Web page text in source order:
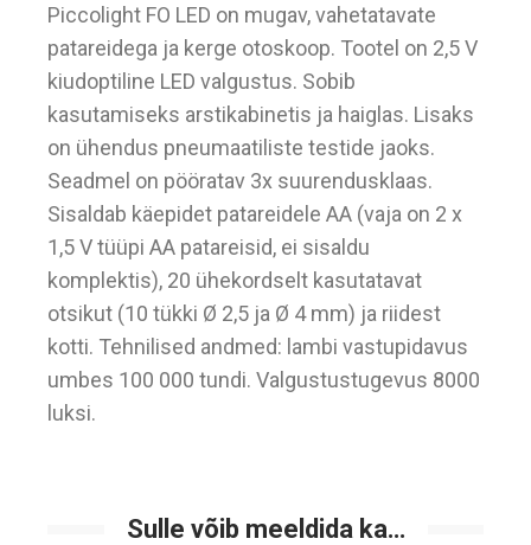
Piccolight FO LED on mugav, vahetatavate
patareidega ja kerge otoskoop. Tootel on 2,5 V
kiudoptiline LED valgustus. Sobib
kasutamiseks arstikabinetis ja haiglas. Lisaks
on ühendus pneumaatiliste testide jaoks.
Seadmel on pööratav 3x suurendusklaas.
Sisaldab käepidet patareidele AA (vaja on 2 x
1,5 V tüüpi AA patareisid, ei sisaldu
komplektis), 20 ühekordselt kasutatavat
otsikut (10 tükki Ø 2,5 ja Ø 4 mm) ja riidest
kotti. Tehnilised andmed: lambi vastupidavus
umbes 100 000 tundi. Valgustustugevus 8000
luksi.
Sulle võib meeldida ka…